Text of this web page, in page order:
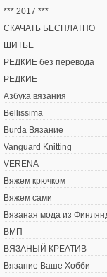
*** 2017 ***
СКАЧАТЬ БЕСПЛАТНО
ШИТЬЕ
РЕДКИЕ без перевода
РЕДКИЕ
Азбука вязания
Bellissima
Burda Вязание
Vanguard Knitting
VERENA
Вяжем крючком
Вяжем сами
Вязаная мода из
ВМП
ВЯЗАНЫЙ КРЕАТИВ
Вязание Ваше Хобби